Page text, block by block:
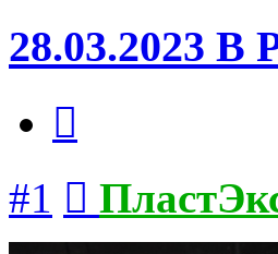
28.03.2023 В
#1